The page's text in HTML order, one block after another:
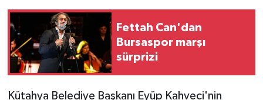
Fettah Can'dan
Bursaspor marşı
sürprizi
Kütahya Belediye Başkanı Eyüp Kahveci'nin